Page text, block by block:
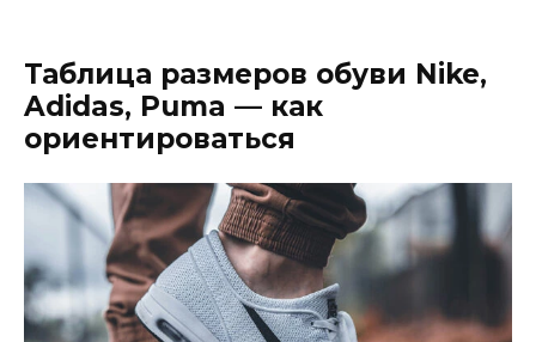
Таблица размеров обуви Nike,
Adidas, Puma — как
ориентироваться